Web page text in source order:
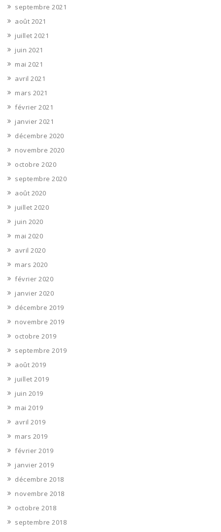
septembre 2021
août 2021
juillet 2021
juin 2021
mai 2021
avril 2021
mars 2021
février 2021
janvier 2021
décembre 2020
novembre 2020
octobre 2020
septembre 2020
août 2020
juillet 2020
juin 2020
mai 2020
avril 2020
mars 2020
février 2020
janvier 2020
décembre 2019
novembre 2019
octobre 2019
septembre 2019
août 2019
juillet 2019
juin 2019
mai 2019
avril 2019
mars 2019
février 2019
janvier 2019
décembre 2018
novembre 2018
octobre 2018
septembre 2018